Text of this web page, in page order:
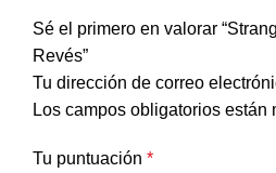
Sé el primero en valorar
Revés”
Tu dirección de correo
Los campos obligatorios están
Tu puntuación *